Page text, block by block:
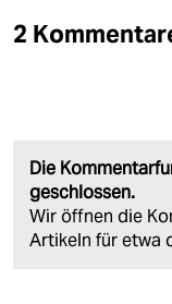
2
Die
geschlossen.
Wir öffnen die
Artikeln für etwa